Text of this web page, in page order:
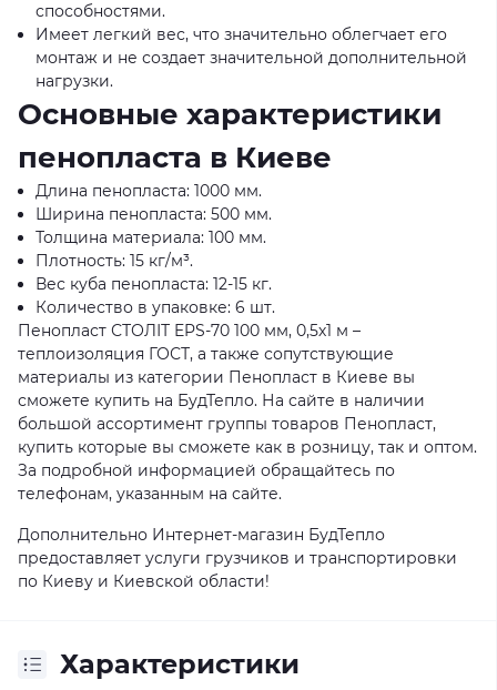
способностями.
Имеет легкий вес, что значительно облегчает его
монтаж и не создает значительной дополнительной
нагрузки.
Основные характеристики
пенопласта в Киеве
Длина пенопласта: 1000 мм.
Ширина пенопласта: 500 мм.
Толщина материала: 100 мм.
Плотность: 15 кг/м³.
Вес куба пенопласта: 12-15 кг.
Количество в упаковке: 6 шт.
Пенопласт СТОЛІТ EPS-70 100 мм, 0,5х1 м –
теплоизоляция ГОСТ, а также сопутствующие
материалы из категории Пенопласт в Киеве вы
сможете купить на БудТепло. На сайте в наличии
большой ассортимент группы товаров Пенопласт,
купить которые вы сможете как в розницу, так и оптом.
За подробной информацией обращайтесь по
телефонам, указанным на сайте.
Дополнительно Интернет-магазин БудТепло
предоставляет услуги грузчиков и транспортировки
по Киеву и Киевской области!
Характеристики